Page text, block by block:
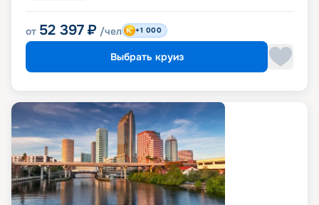
от 52 397 ₽ /чел +1 000
Выбрать круиз